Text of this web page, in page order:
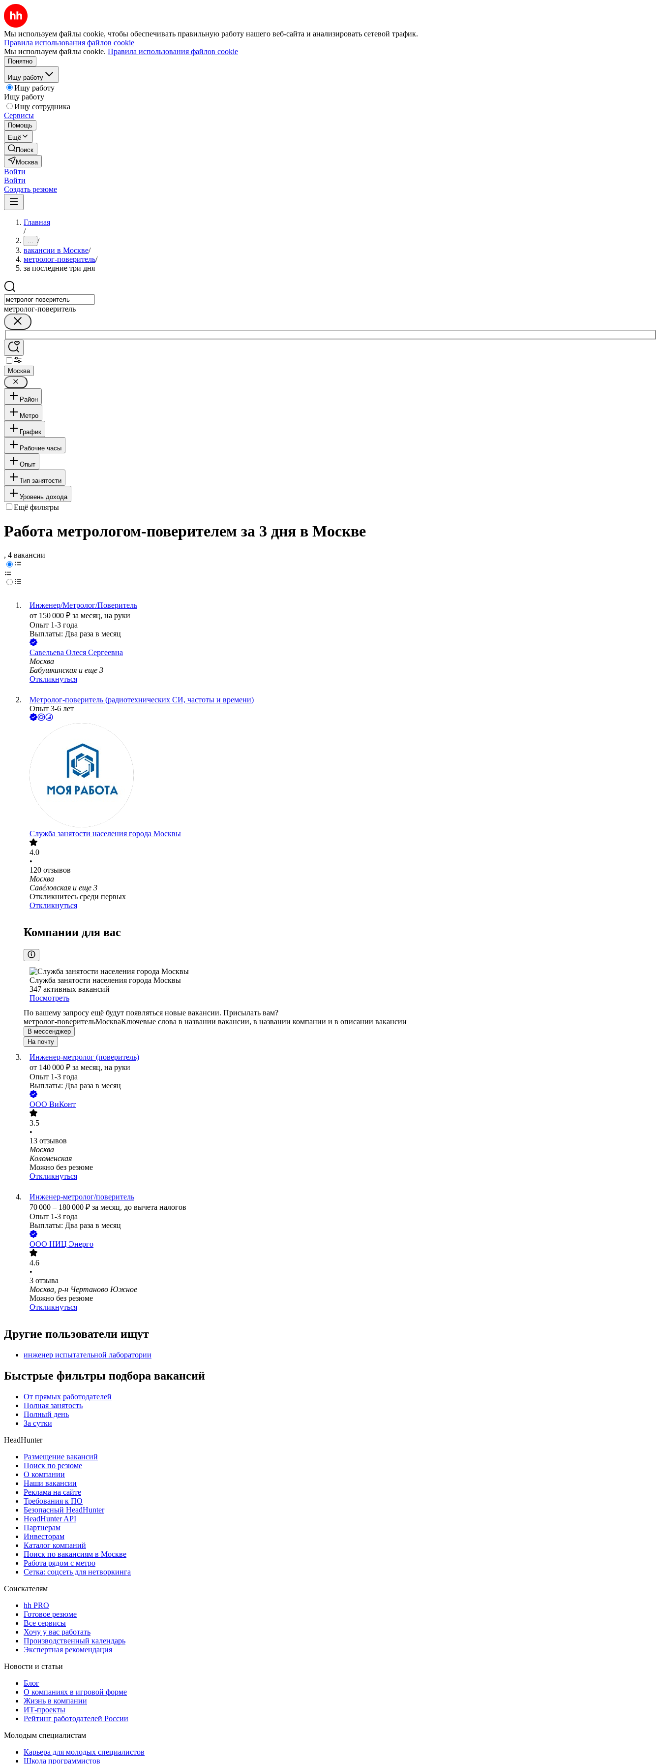
Мы используем файлы cookie, чтобы обеспечивать правильную работу нашего веб-сайта и анализировать сетевой трафик.
Правила использования файлов cookie
Мы используем файлы cookie. Правила использования файлов cookie
Понятно
Ищу работу
Ищу работу
Ищу работу
Ищу сотрудника
Сервисы
Помощь
Ещё
Поиск
Москва
Войти
Войти
Создать резюме
Главная
/
... /
вакансии в Москве/
метролог-поверитель/
за последние три дня
метролог-поверитель
Москва
Район
Метро
График
Рабочие часы
Опыт
Тип занятости
Уровень дохода
Ещё фильтры
Работа метрологом-поверителем за 3 дня в Москве
, 4 вакансии
Инженер/Метролог/Поверитель
от 150 000 ₽ за месяц, на руки
Опыт 1-3 года
Выплаты: Два раза в месяц
Савельева Олеся Сергеевна
Москва
Бабушкинская и еще 3
Откликнуться
Метролог-поверитель (радиотехнических СИ, частоты и времени)
Опыт 3-6 лет
Служба занятости населения города Москвы
4.0
•
120 отзывов
Москва
Савёловская и еще 3
Откликнитесь среди первых
Откликнуться
Компании для вас
Служба занятости населения города Москвы
347 активных вакансий
Посмотреть
По вашему запросу ещё будут появляться новые вакансии. Присылать вам?
метролог-поверительМоскваКлючевые слова в названии вакансии, в названии компании и в описании вакансии
В мессенджер
На почту
Инженер-метролог (поверитель)
от 140 000 ₽ за месяц, на руки
Опыт 1-3 года
Выплаты: Два раза в месяц
ООО ВиКонт
3.5
•
13 отзывов
Москва
Коломенская
Можно без резюме
Откликнуться
Инженер-метролог/поверитель
70 000 – 180 000 ₽ за месяц, до вычета налогов
Опыт 1-3 года
Выплаты: Два раза в месяц
ООО НИЦ Энерго
4.6
•
3 отзыва
Москва, р-н Чертаново Южное
Можно без резюме
Откликнуться
Другие пользователи ищут
инженер испытательной лаборатории
Быстрые фильтры подбора вакансий
От прямых работодателей
Полная занятость
Полный день
За сутки
HeadHunter
Размещение вакансий
Поиск по резюме
О компании
Наши вакансии
Реклама на сайте
Требования к ПО
Безопасный HeadHunter
HeadHunter API
Партнерам
Инвесторам
Каталог компаний
Поиск по вакансиям в Москве
Работа рядом с метро
Сетка: соцсеть для нетворкинга
Соискателям
hh PRO
Готовое резюме
Все сервисы
Хочу у вас работать
Производственный календарь
Экспертная рекомендация
Новости и статьи
Блог
О компаниях в игровой форме
Жизнь в компании
ИТ-проекты
Рейтинг работодателей России
Молодым специалистам
Карьера для молодых специалистов
Школа программистов